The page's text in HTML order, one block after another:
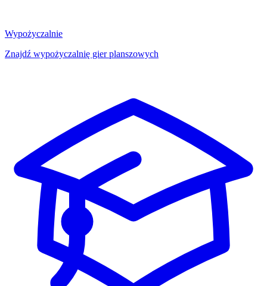
Wypożyczalnie
Znajdź wypożyczalnię gier planszowych